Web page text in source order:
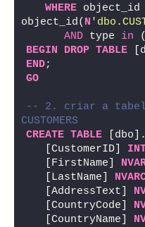
WHERE object_id
object_id( N
AND type in (
BEGIN
DROP TABLE
END;
GO
-- 2. criar a tabela
CUSTOMERS
CREATE TABLE
   [CustomerID]
   [FirstName]
   [LastName]
   [AddressText]
   [CountryCode]
   [CountryName]